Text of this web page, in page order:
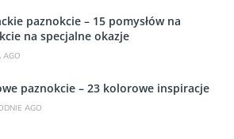
paznokcie – 15 pomysłów na
na specjalne okazje
AGO
paznokcie – 23 kolorowe inspiracje
AGO